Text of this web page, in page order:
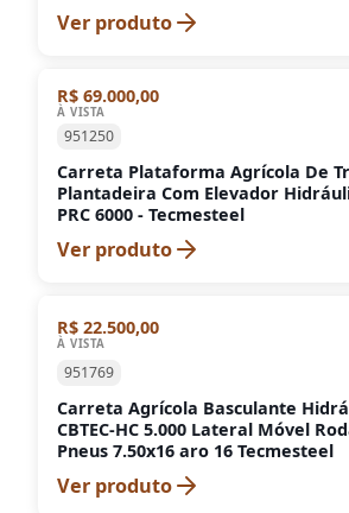
Ver produto
R$ 69.000,00
À VISTA
951250
Carreta Plataforma Agrícola De
Plantadeira Com Elevador
PRC 6000 - Tecmesteel
Ver produto
R$ 22.500,00
À VISTA
951769
Carreta Agrícola Basculante
CBTEC-HC 5.000 Lateral Móvel
Pneus 7.50x16 aro 16 Tecmesteel
Ver produto